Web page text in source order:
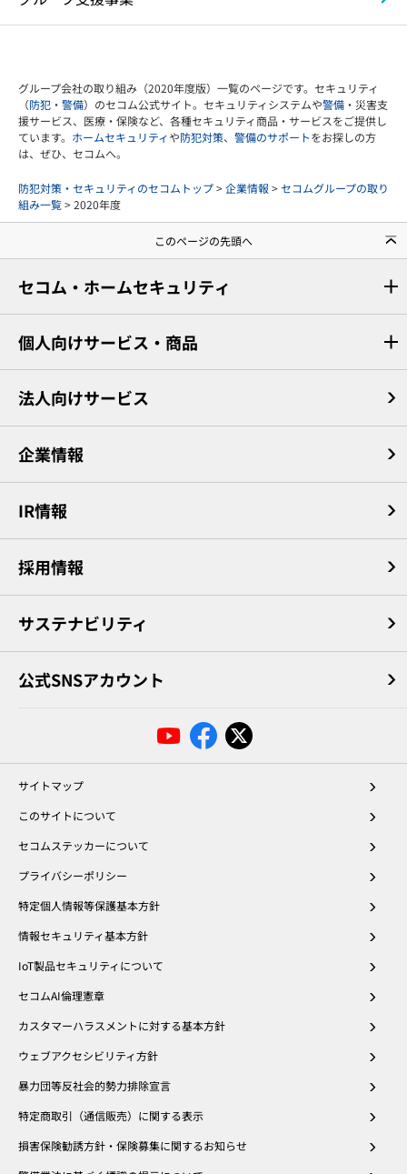
グループ会社の取り組み（2020年度版）一覧のページです。セキュリティ
（防犯 ・ 警備）のセコム公式サイト。セキュリティシステムや警備 ・災害支
援サービス、医療・保険など、各種セキュリティ商品・サービスをご提供し
ています。 ホームセキュリティや防犯対策、 警備のサポートをお探しの方
は、ぜひ、セコムへ。
防犯対策・セキュリティのセコムトップ>企業情報 >セコムグループの取り
組み一覧> 2020年度
このページの先頭へ
セコム・ホームセキュリティ
個人向けサービス・商品
法人向けサービス
企業情報
IR情報
採用情報
サステナビリティ
公式SNSアカウント
サイトマップ
このサイトについて
セコムステッカーについて
プライバシーポリシー
特定個人情報等保護基本方針
情報セキュリティ基本方針
IoT製品セキュリティについて
セコムAI倫理憲章
カスタマーハラスメントに対する基本方針
ウェブアクセシビリティ方針
暴力団等反社会的勢力排除宣言
特定商取引（通信販売）に関する表示
損害保険勧誘方針・保険募集に関するお知らせ